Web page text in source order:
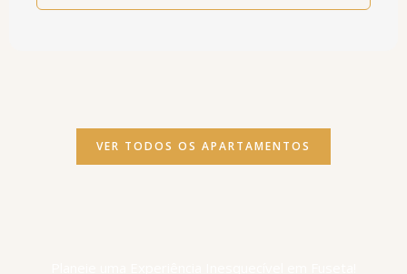
VER TODOS OS APARTAMENTOS